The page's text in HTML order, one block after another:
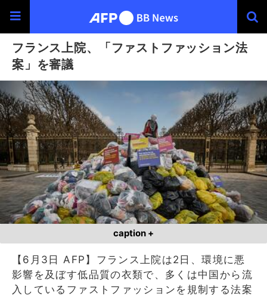
フランス上院、「ファストファッション法
案」を審議
caption +
【6月3日 AFP】フランス上院は2日、環境に悪
影響を及ぼす低品質の衣類で、多くは中国から流
入しているファストファッションを規制する法案